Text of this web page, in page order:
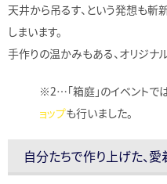
天井から吊るす、という発想も斬
しまいます。
手作りの温かみもある、オリジナ
※2…「箱庭」のイベントで
ョップも行いました。
自分たちで作り上げた、